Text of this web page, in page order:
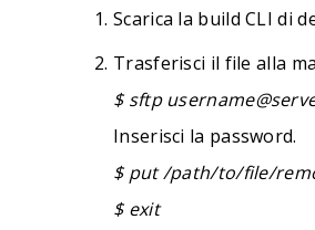
Scarica la build CLI di
Trasferisci il file alla
$ sftp
Inserisci la password.
$ put /path/to/file/
$ exit